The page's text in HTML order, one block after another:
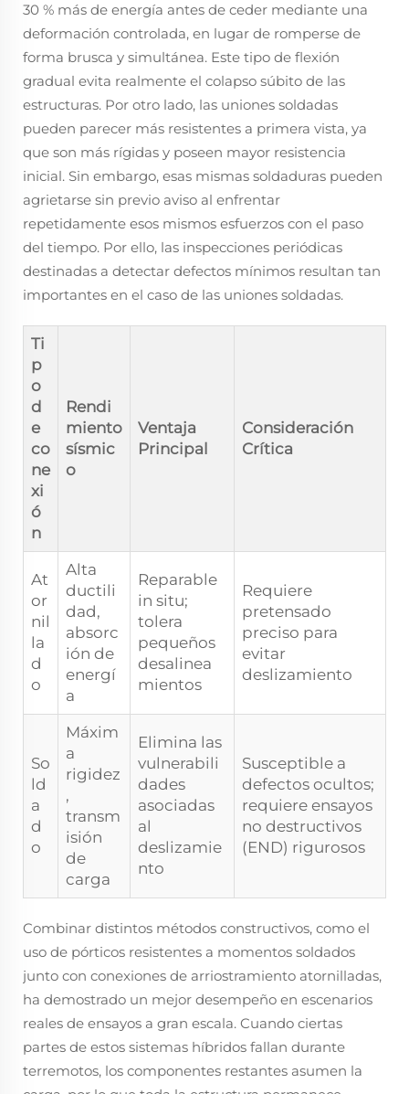
30 % más de energía antes de ceder mediante una
deformación controlada, en lugar de romperse de
forma brusca y simultánea. Este tipo de flexión
gradual evita realmente el colapso súbito de las
estructuras. Por otro lado, las uniones soldadas
pueden parecer más resistentes a primera vista, ya
que son más rígidas y poseen mayor resistencia
inicial. Sin embargo, esas mismas soldaduras pueden
agrietarse sin previo aviso al enfrentar
repetidamente esos mismos esfuerzos con el paso
del tiempo. Por ello, las inspecciones periódicas
destinadas a detectar defectos mínimos resultan tan
importantes en el caso de las uniones soldadas.
Ti
p
o
d
e
co
ne
xi
ó
n
Rendi
miento
sísmic
o
Ventaja
Principal
Consideración
Crítica
At
or
nil
la
d
o
Alta
ductili
dad,
absorc
ión de
energí
a
Reparable
in situ;
tolera
pequeños
desalinea
mientos
Requiere
pretensado
preciso para
evitar
deslizamiento
So
ld
a
d
o
Máxim
a
rigidez
,
transm
isión
de
carga
Elimina las
vulnerabili
dades
asociadas
al
deslizamie
nto
Susceptible a
defectos ocultos;
requiere ensayos
no destructivos
(END) rigurosos
Combinar distintos métodos constructivos, como el
uso de pórticos resistentes a momentos soldados
junto con conexiones de arriostramiento atornilladas,
ha demostrado un mejor desempeño en escenarios
reales de ensayos a gran escala. Cuando ciertas
partes de estos sistemas híbridos fallan durante
terremotos, los componentes restantes asumen la